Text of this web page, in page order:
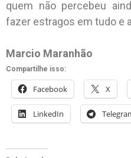
quem não percebeu
fazer estragos em tudo e
Marcio Maranhão
Compartilhe isso:
Facebook X
LinkedIn